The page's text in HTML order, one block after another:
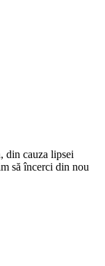
din cauza lipsei
să încerci din nou